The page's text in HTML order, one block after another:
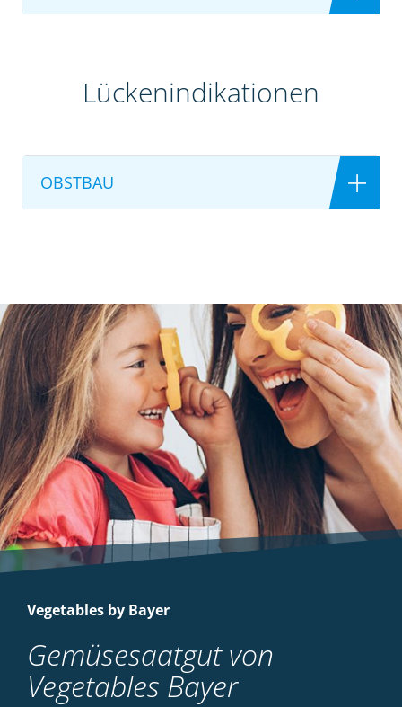
Lückenindikationen
OBSTBAU
Vegetables by Bayer
Gemüsesaatgut von
Vegetables Bayer